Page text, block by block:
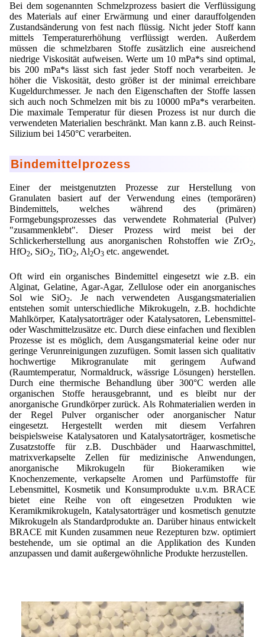
Bei dem sogenannten Schmelzprozess basiert die Verflüssigung
des Materials auf einer Erwärmung und einer darauffolgenden
Zustandsänderung von fest nach flüssig. Nicht jeder Stoff kann
mittels Temperaturerhöhung verflüssigt werden. Außerdem
müssen die schmelzbaren Stoffe zusätzlich eine ausreichend
niedrige Viskosität aufweisen. Werte um 10 mPa*s sind optimal,
bis 200 mPa*s lässt sich fast jeder Stoff noch verarbeiten. Je
höher die Viskosität, desto größer ist der minimal erreichbare
Kugeldurchmesser. Je nach den Eigenschaften der Stoffe lassen
sich auch noch Schmelzen mit bis zu 10000 mPa*s verarbeiten.
Die maximale Temperatur für diesen Prozess ist nur durch die
verwendeten Materialien beschränkt. Man kann z.B. auch Reinst-
Silizium bei 1450°C verarbeiten.
Bindemittelprozess
Einer der meistgenutzten Prozesse zur Herstellung von
Granulaten basiert auf der Verwendung eines (temporären)
Bindemittels, welches während des (primären)
Formgebungsprozesses das verwendete Rohmaterial (Pulver)
"zusammenklebt". Dieser Prozess wird meist bei der
Schlickerherstellung aus anorganischen Rohstoffen wie ZrO2,
HfO2, SiO2, TiO2, Al2O3 etc. angewendet.
Oft wird ein organisches Bindemittel eingesetzt wie z.B. ein
Alginat, Gelatine, Agar-Agar, Zellulose oder ein anorganisches
Sol wie SiO2. Je nach verwendeten Ausgangsmaterialien
entstehen somit unterschiedliche Mikrokugeln, z.B. hochdichte
Mahlkörper, Katalysatorträger oder Katalysatoren, Lebensmittel-
oder Waschmittelzusätze etc. Durch diese einfachen und flexiblen
Prozesse ist es möglich, dem Ausgangsmaterial keine oder nur
geringe Verunreinigungen zuzufügen. Somit lassen sich qualitativ
hochwertige Mikrogranulate mit geringem Aufwand
(Raumtemperatur, Normaldruck, wässrige Lösungen) herstellen.
Durch eine thermische Behandlung über 300°C werden alle
organischen Stoffe herausgebrannt, und es bleibt nur der
anorganische Grundkörper zurück. Als Rohmaterialien werden in
der Regel Pulver organischer oder anorganischer Natur
eingesetzt. Hergestellt werden mit diesem Verfahren
beispielsweise Katalysatoren und Katalysatorträger, kosmetische
Zusatzstoffe für z.B. Duschbäder und Haarwaschmittel,
matrixverkapselte Zellen für medizinische Anwendungen,
anorganische Mikrokugeln für Biokeramiken wie
Knochenzemente, verkapselte Aromen und Parfümstoffe für
Lebensmittel, Kosmetik und Konsumprodukte u.v.m. BRACE
bietet eine Reihe von oft eingesetzen Produkten wie
Keramikmikrokugeln, Katalysatorträger und kosmetisch genutzte
Mikrokugeln als Standardprodukte an. Darüber hinaus entwickelt
BRACE mit Kunden zusammen neue Rezepturen bzw. optimiert
bestehende, um sie optimal an die Applikation des Kunden
anzupassen und damit außergewöhnliche Produkte herzustellen.